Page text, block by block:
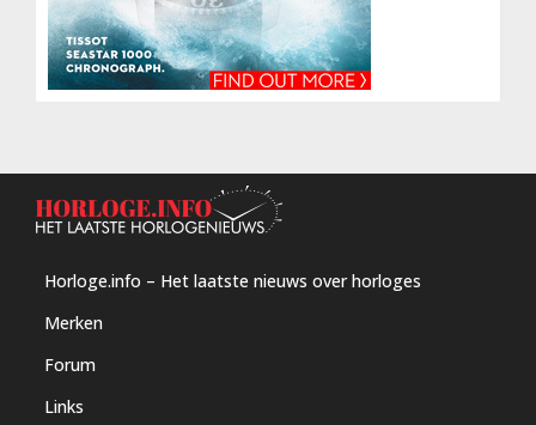
Horloge.info – Het laatste nieuws over horloges
Merken
Forum
Links